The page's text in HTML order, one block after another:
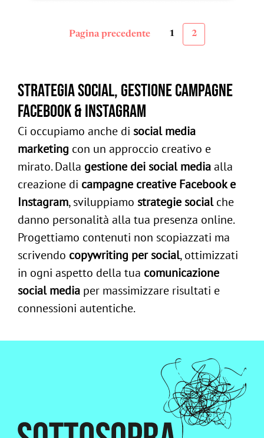
Pagina precedente 1 2
Strategia social, gestione campagne
Facebook & Instagram​​
Ci occupiamo anche di social media
marketing con un approccio creativo e
mirato. Dalla gestione dei social mediaalla
creazione di campagne creative Facebook e
Instagram, sviluppiamo strategie socialche
danno personalità alla tua presenza online.
Progettiamo contenuti non scopiazzati ma
scrivendo copywriting per social, ottimizzati
in ogni aspetto della tua comunicazione
social media per massimizzare risultati e
connessioni autentiche.